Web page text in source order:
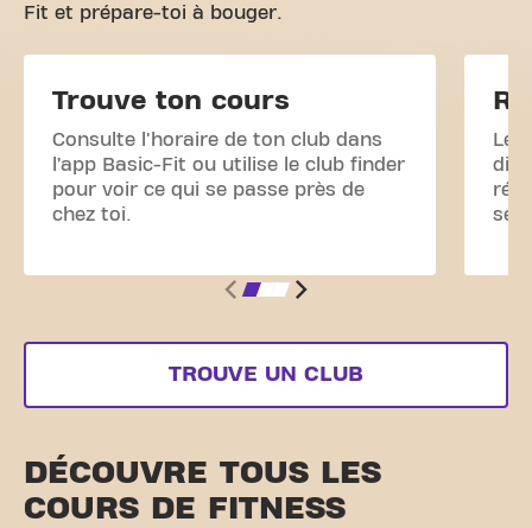
Fit et prépare-toi à bouger.
Trouve ton cours
Consulte l'horaire de ton club dans
l’app Basic-Fit ou utilise le club finder
pour voir ce qui se passe près de
chez toi.
TROUVE UN CLUB
DÉCOUVRE TOUS LES
COURS DE FITNESS